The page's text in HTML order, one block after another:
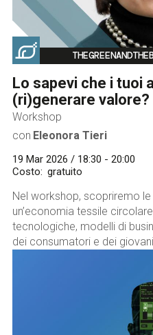
Image
Lo sapevi che i tuoi
(ri)generare valore?
Workshop
con Eleonora Tieri
19 Mar 2026 / 18:30 - 20:00
Costo
gratuito
Nel workshop, scopriremo
un’economia tessile
tecnologiche, modelli di
dei consumatori e dei